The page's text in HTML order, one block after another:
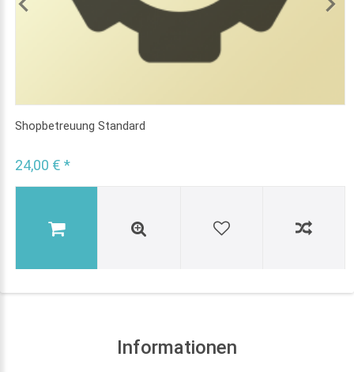
Shopbetreuung Standard
24,00 € *
Informationen